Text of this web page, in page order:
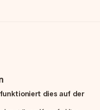
dies auf der